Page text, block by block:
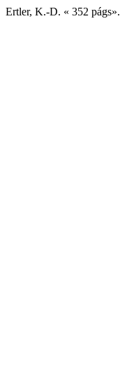
Ertler, K.-D. « 352 págs».